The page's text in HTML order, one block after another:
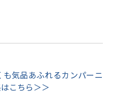
気品あふれるカンパーニ
こちら＞＞